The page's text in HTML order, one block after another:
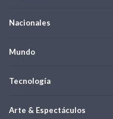
Nacionales
Mundo
Tecnología
Arte & Espectáculos